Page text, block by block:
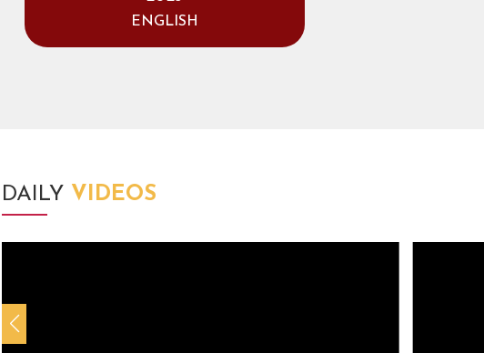
ENGLISH
DAILY VIDEOS